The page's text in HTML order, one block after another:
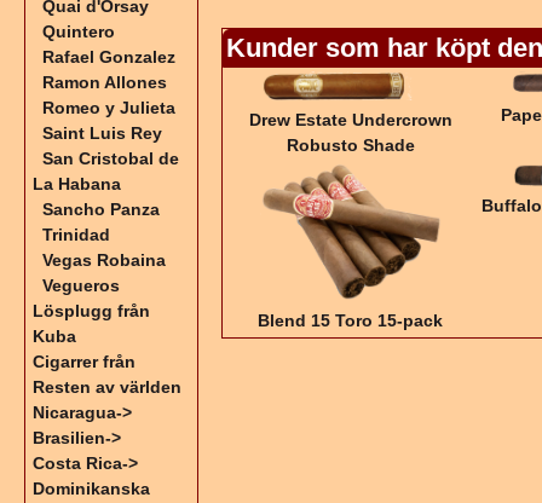
Kunder som har köpt
Drew Estate Undercrown
Robusto Shade
Blend 15 Toro 15-pack
Quai d'Orsay
Quintero
Rafael Gonzalez
Ramon Allones
Romeo y Julieta
Saint Luis Rey
San Cristobal de
La Habana
Sancho Panza
Trinidad
Vegas Robaina
Vegueros
Lösplugg från
Kuba
Cigarrer från
Resten av världen
Nicaragua->
Brasilien->
Costa Rica->
Dominikanska